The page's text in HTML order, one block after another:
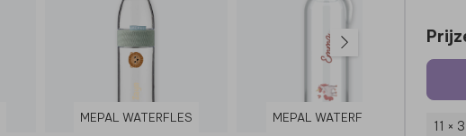
MEPAL WATERFLES MEPAL WATERFLES
11 ×